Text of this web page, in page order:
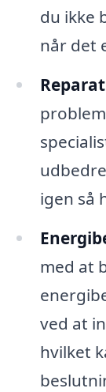
du ikke
når det
igen så
med at
ved at
hvilket